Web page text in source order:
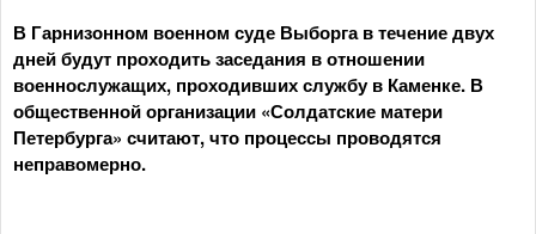
В Гарнизонном военном суде Выборга в течение двух
дней будут проходить заседания в отношении
военнослужащих, проходивших службу в Каменке. В
общественной организации «Солдатские матери
Петербурга» считают, что процессы проводятся
неправомерно.